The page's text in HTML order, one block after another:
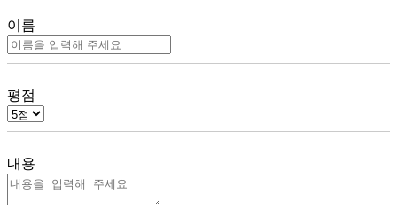
이름
평점
내용